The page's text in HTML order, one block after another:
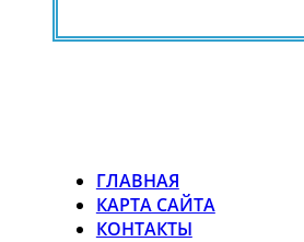
ГЛАВНАЯ
КАРТА САЙТА
КОНТАКТЫ